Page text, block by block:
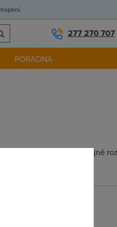
277 270 707
PORADNA
kontrastů, typicky stejně